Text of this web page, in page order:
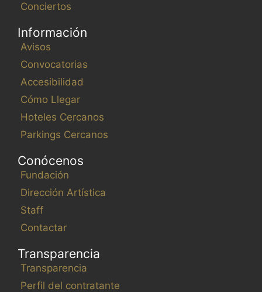
Conciertos
Información
Avisos
Convocatorias
Accesibilidad
Cómo Llegar
Hoteles Cercanos
Parkings Cercanos
Conócenos
Fundación
Dirección Artística
Staff
Contactar
Transparencia
Transparencia
Perfil del contratante